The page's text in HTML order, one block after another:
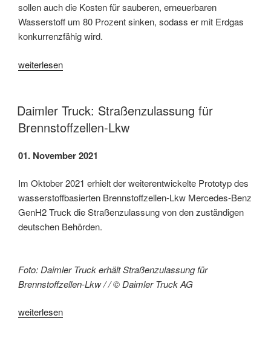
sollen auch die Kosten für sauberen, erneuerbaren
Wasserstoff um 80 Prozent sinken, sodass er mit Erdgas
konkurrenzfähig wird.
„Kosten
Energietechnologien
sinken
deutlich
schneller“
weiterlesen
Daimler Truck: Straßenzulassung für
Brennstoffzellen-Lkw
01. November 2021
Im Oktober 2021 erhielt der weiterentwickelte Prototyp des
wasserstoffbasierten Brennstoffzellen-Lkw Mercedes-Benz
GenH2 Truck die Straßenzulassung von den zuständigen
deutschen Behörden.
Foto: Daimler Truck erhält Straßenzulassung für
Brennstoffzellen-Lkw / / © Daimler Truck AG
„Daimler
weiterlesen